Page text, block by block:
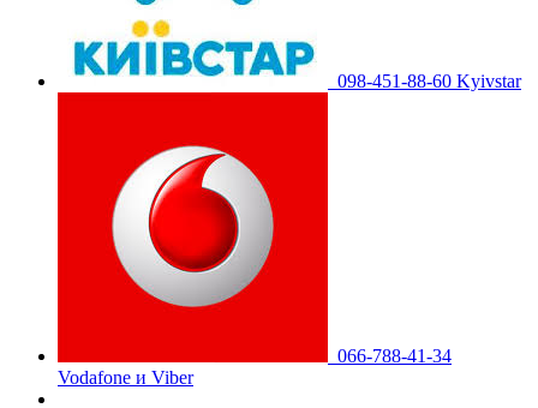
098-451-88-60 Kyivstar
066-788-41-34
Vodafone и Viber